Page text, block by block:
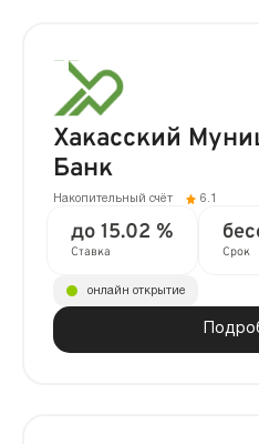
Хакасский
Банк
Накопительный счёт 6.1
до 15.02 %
Ставка Срок
онлайн открытие